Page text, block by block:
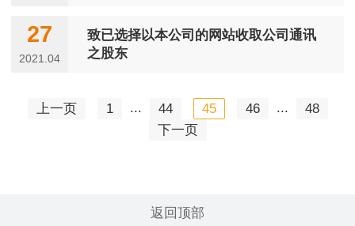
致已选择以本公司的网站收取公司通讯
之股东
27
2021.04
上一页 1 ... 44 45 46 ...
48
下一页
返回顶部